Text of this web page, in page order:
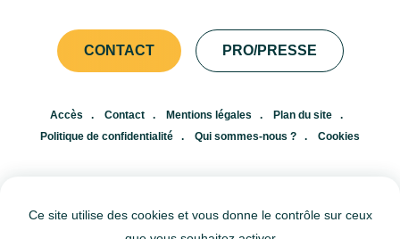
CONTACT PRO/PRESSE
Accès Contact Mentions légales
Plan du site
Politique de confidentialité
Qui sommes-nous ? Cookies
Ce site utilise des cookies et vous donne le contrôle sur ceux